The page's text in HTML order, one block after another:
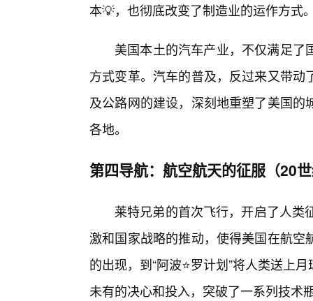
本💡，也彻底改变了制造业的运作方式
美国本土的汽车产业，不仅满足
方式变革。汽车的普及，反过来又带
及公路网的建设，深刻地重塑了美国
各地。
第四导航：航空航天的征服（20
莱特兄弟的首次飞行，开启了人类
激和国家战略的推动，使得美国在航
的出现，到“阿波⭐罗计划”将人类送上
未有的决心和投入，突破了一系列技术